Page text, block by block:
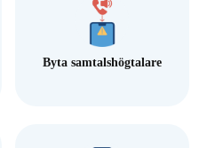
Byta samtalshögtalare